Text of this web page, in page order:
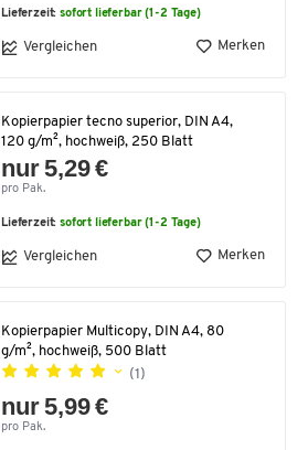
Lieferzeit:sofort lieferbar (1-2 Tage)
Vergleichen Merken
Kopierpapier tecno superior, DIN A4,
120 g/m², hochweiß, 250 Blatt
nur 5,29 €
pro Pak.
Lieferzeit:sofort lieferbar (1-2 Tage)
Vergleichen Merken
Kopierpapier Multicopy, DIN A4, 80
g/m², hochweiß, 500 Blatt
(1)
nur 5,99 €
pro Pak.